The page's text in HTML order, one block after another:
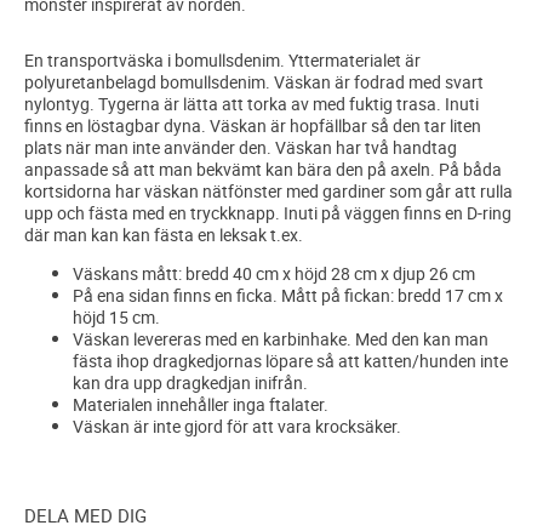
En transportväska i bomullsdenim. Yttermaterialet är
polyuretanbelagd bomullsdenim. Väskan är fodrad med svart
nylontyg. Tygerna är lätta att torka av med fuktig trasa. Inuti
finns en löstagbar dyna. Väskan är hopfällbar så den tar liten
plats när man inte använder den. Väskan har två handtag
anpassade så att man bekvämt kan bära den på axeln. På båda
kortsidorna har väskan nätfönster med gardiner som går att rulla
upp och fästa med en tryckknapp. Inuti på väggen finns en D-ring
där man kan kan fästa en leksak t.ex.
Väskans mått: bredd 40 cm x höjd 28 cm x djup 26 cm
På ena sidan finns en ficka. Mått på fickan: bredd 17 cm x
höjd 15 cm.
Väskan levereras med en karbinhake. Med den kan man
fästa ihop dragkedjornas löpare så att katten/hunden inte
kan dra upp dragkedjan inifrån.
Materialen innehåller inga ftalater.
Väskan är inte gjord för att vara krocksäker.
DELA MED DIG